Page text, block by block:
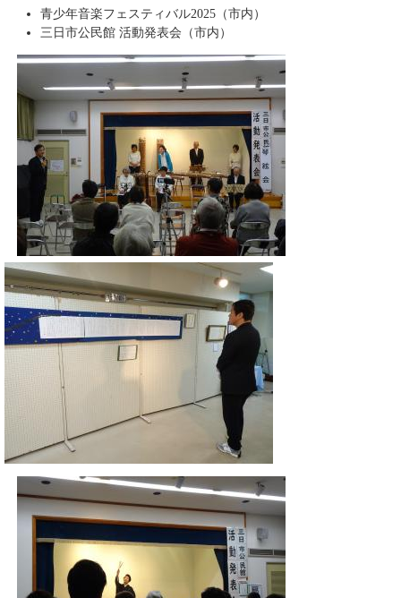
青少年音楽フェスティバル2025（市内）
三日市公民館 活動発表会（市内）